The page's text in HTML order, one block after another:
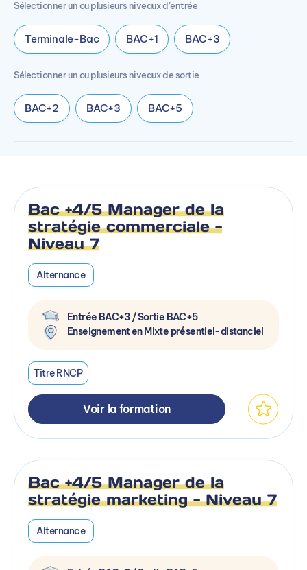
Sélectionner un ou plusieurs niveaux d’entrée
Terminale-Bac BAC+1 BAC+3
Sélectionner un ou plusieurs niveaux de sortie
BAC+2 BAC+3 BAC+5
Bac +4/5 Manager de la
stratégie commerciale -
Niveau 7
Alternance
Entrée BAC+3 / Sortie BAC+5
Enseignement en Mixte présentiel-distanciel
Titre RNCP
Voir la formation
Bac +4/5 Manager de la
stratégie marketing - Niveau 7
Alternance